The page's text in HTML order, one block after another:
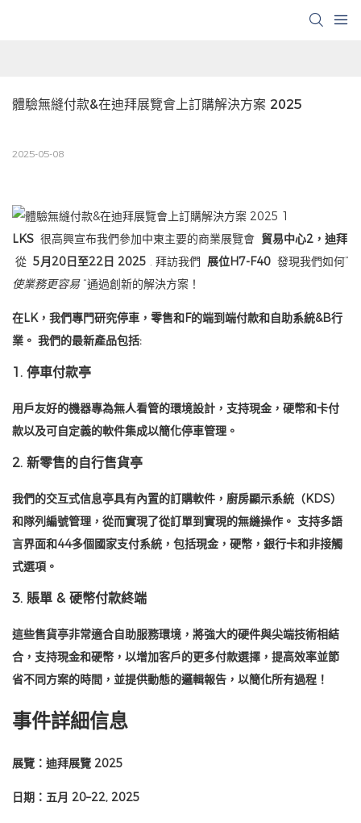
體驗無縫付款&在迪拜展覽會上訂購解決方案 2025
2025-05-08
LKS 很高興宣布我們參加中東主要的商業展覽會 貿易中心2，迪拜
從 5月20日至22日 2025 . 拜訪我們 展位H7-F40 發現我們如何”
使業務更容易 “通過創新的解決方案！
在LK，我們專門研究停車，零售和F的端到端付款和自助系統&B行
業。 我們的最新產品包括:
1. 停車付款亭
用戶友好的機器專為無人看管的環境設計，支持現金，硬幣和卡付
款以及可自定義的軟件集成以簡化停車管理。
2. 新零售的自行售貨亭
我們的交互式信息亭具有內置的訂購軟件，廚房顯示系統（KDS）
和隊列編號管理，從而實現了從訂單到實現的無縫操作。 支持多語
言界面和44多個國家支付系統，包括現金，硬幣，銀行卡和非接觸
式選項。
3. 賬單 & 硬幣付款終端
這些售貨亭非常適合自助服務環境，將強大的硬件與尖端技術相結
合，支持現金和硬幣，以增加客戶的更多付款選擇，提高效率並節
省不同方案的時間，並提供動態的邏輯報告，以簡化所有過程！
事件詳細信息
展覽：迪拜展覽 2025
日期：五月 20–22, 2025